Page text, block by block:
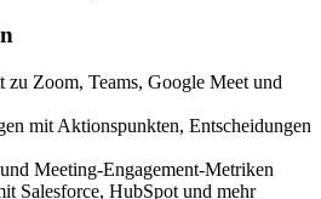
zu Zoom, Teams, Google Meet und
mit Aktionspunkten, Entscheidungen
Meeting-Engagement-Metriken
Salesforce, HubSpot und mehr